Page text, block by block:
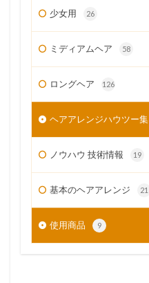
少女用 26
ミディアムヘア 58
ロングヘア 126
ヘアアレンジハウツー集
ノウハウ 技術情報 19
基本のヘアアレンジ 21
使用商品 9